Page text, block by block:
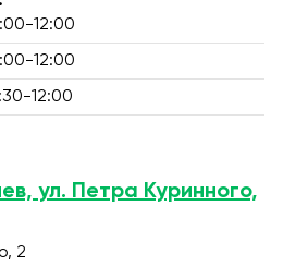
12:00
12:00
12:00
ул. Петра Куринного,
2